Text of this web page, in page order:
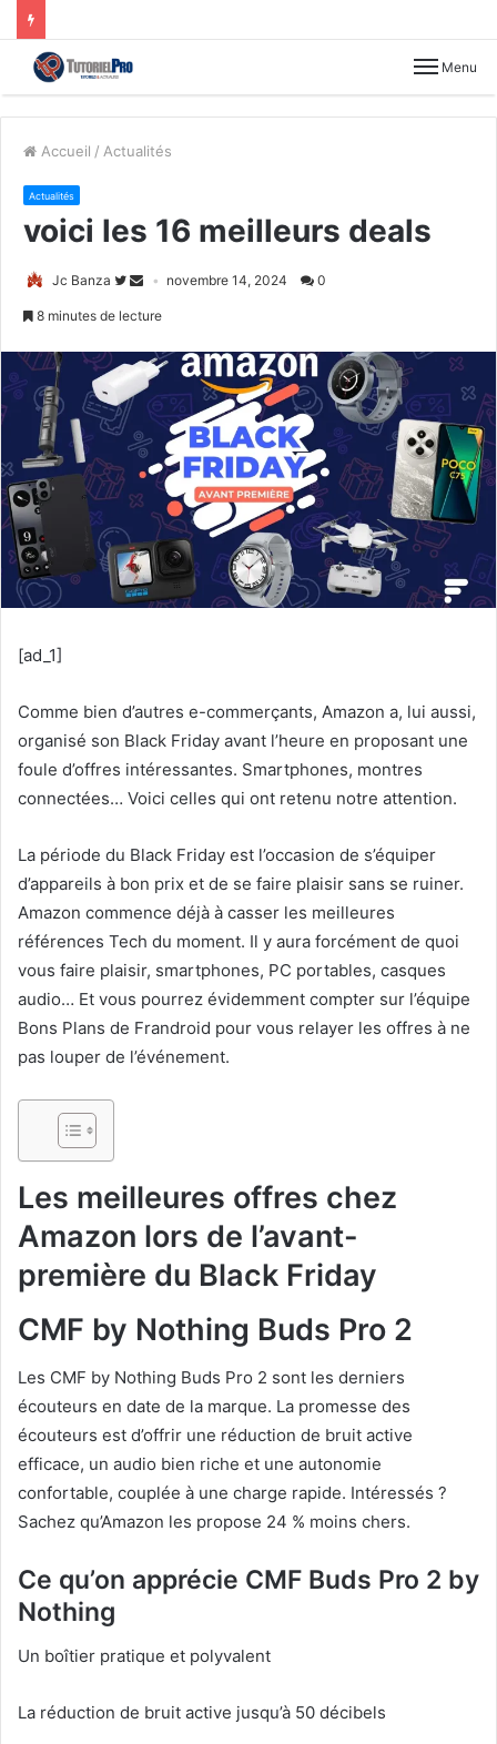
Menu
Accueil / Actualités
Actualités
voici les 16 meilleurs deals
Jc Banza novembre 14, 2024 0
8 minutes de lecture
[ad_1]
Comme bien d’autres e-commerçants, Amazon a, lui aussi,
organisé son Black Friday avant l’heure en proposant une
foule d’offres intéressantes. Smartphones, montres
connectées… Voici celles qui ont retenu notre attention.
La période du Black Friday est l’occasion de s’équiper
d’appareils à bon prix et de se faire plaisir sans se ruiner.
Amazon commence déjà à casser les meilleures
références Tech du moment. Il y aura forcément de quoi
vous faire plaisir, smartphones, PC portables, casques
audio… Et vous pourrez évidemment compter sur l’équipe
Bons Plans de Frandroid pour vous relayer les offres à ne
pas louper de l’événement.
Les meilleures offres chez
Amazon lors de l’avant-
première du Black Friday
CMF by Nothing Buds Pro 2
Les CMF by Nothing Buds Pro 2 sont les derniers
écouteurs en date de la marque. La promesse des
écouteurs est d’offrir une réduction de bruit active
efficace, un audio bien riche et une autonomie
confortable, couplée à une charge rapide. Intéressés ?
Sachez qu’Amazon les propose 24 % moins chers.
Ce qu’on apprécie CMF Buds Pro 2 by
Nothing
Un boîtier pratique et polyvalent
La réduction de bruit active jusqu’à 50 décibels